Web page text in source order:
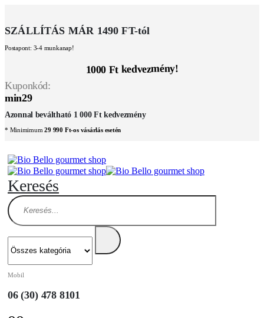
SZÁLLÍTÁS MÁR 1490 FT-tól
Postapont: 3-4 munkanap!
1000 Ft kedvezmény!
Kuponkód:
min29
Azonnal beváltható 1 000 Ft kedvezmény
* Minimimum29 990 Ft-os vásárlás esetén
Keresés
Mobil
06 (30) 478 8101